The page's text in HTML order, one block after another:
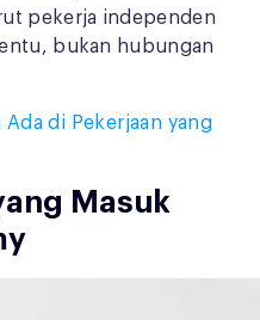
pekerja independen
bukan hubungan
Ada di Pekerjaan yang
Masuk